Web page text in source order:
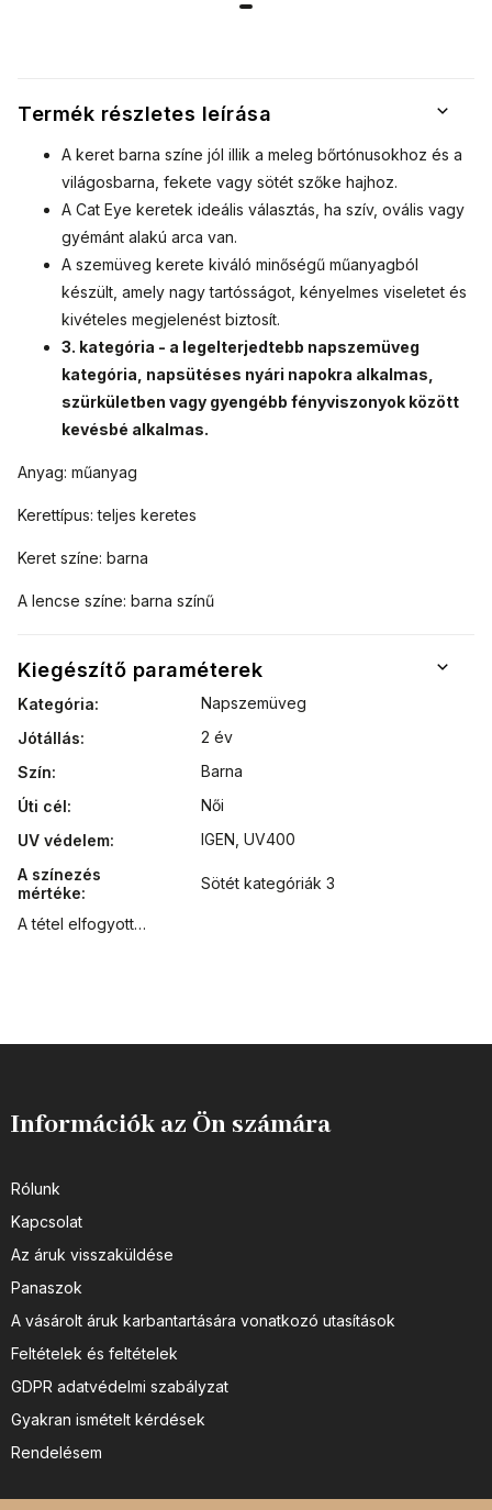
Termék részletes leírása
A keret barna színe jól illik a meleg bőrtónusokhoz és a
világosbarna, fekete vagy sötét szőke hajhoz.
A Cat Eye keretek ideális választás, ha szív, ovális vagy
gyémánt alakú arca van.
A szemüveg kerete kiváló minőségű műanyagból
készült, amely nagy tartósságot, kényelmes viseletet és
kivételes megjelenést biztosít.
3. kategória - a legelterjedtebb napszemüveg
kategória, napsütéses nyári napokra alkalmas,
szürkületben vagy gyengébb fényviszonyok között
kevésbé alkalmas.
Anyag: műanyag
Kerettípus: teljes keretes
Keret színe: barna
A lencse színe: barna színű
Kiegészítő paraméterek
Kategória:
Napszemüveg
Jótállás:
2 év
Szín:
Barna
Úti cél:
Női
UV védelem:
IGEN, UV400
A színezés
mértéke:
Sötét kategóriák 3
A tétel elfogyott…
stílust és
minden nő
Információk az Ön számára
Rólunk
Kapcsolat
Az áruk visszaküldése
Panaszok
A vásárolt áruk karbantartására vonatkozó utasítások
Feltételek és feltételek
GDPR adatvédelmi szabályzat
Gyakran ismételt kérdések
Rendelésem